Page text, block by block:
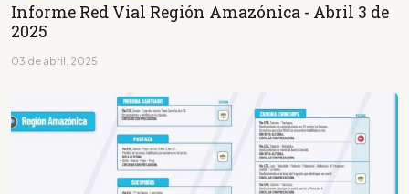
Informe Red Vial Región Amazónica - Abril 3 de
2025
03 de abril, 2025